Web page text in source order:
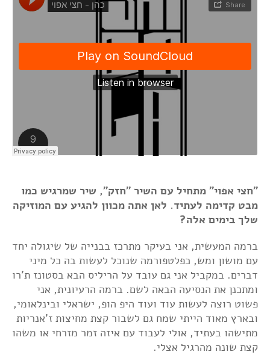
"חצי אפוי" מתחיל עם השיר "חזק", שיר שמרגיש כמו
מבט קדימה לעתיד. לאן אתה מכוון להגיע עם המוזיקה
שלך בימים אלה?
ברמה המעשית, אני בעיקר מתרכז בבנייה של שיגולה יחד
עם מושון ומש, כפלטפורמה שנוכל לעשות בה כל מיני
דברים. במקביל אני גם עובד על הריליס הבא בסטונז ת'רו
ומתכנן את הנסיעה הבאה לשם. ברמה הרעיונית, אני
פשוט רוצה לעשות עוד ועוד היפ הופ, ישראלי ובינלאומי,
ובארץ מאוד הייתי שמח גם לשבור קצת מחיצות ז'אנריות
מתישהו בעתיד, אולי לעבוד עם איזה זמר מזרחי או משהו
קצת שונה מהרגיל אצלי.